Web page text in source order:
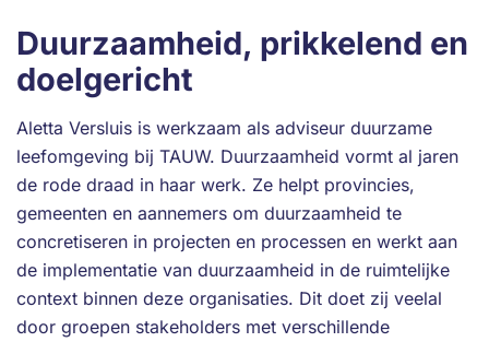
Duurzaamheid, prikkelend en
doelgericht
Aletta Versluis is werkzaam als adviseur duurzame
leefomgeving bij TAUW. Duurzaamheid vormt al jaren
de rode draad in haar werk. Ze helpt provincies,
gemeenten en aannemers om duurzaamheid te
concretiseren in projecten en processen en werkt aan
de implementatie van duurzaamheid in de ruimtelijke
context binnen deze organisaties. Dit doet zij veelal
door groepen stakeholders met verschillende